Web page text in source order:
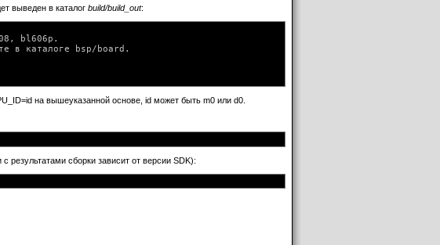
выведен в каталог build/build_out:
bl606p.
в каталоге bsp/board.
на вышеуказанной основе, id может быть m0 или d0.
результатами сборки зависит от версии SDK):